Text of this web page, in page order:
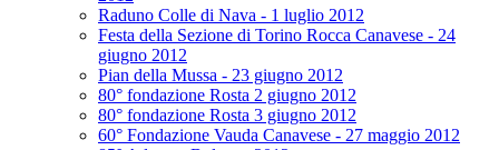
Raduno Colle di Nava - 1 luglio 2012
Festa della Sezione di Torino Rocca Canavese - 24
giugno 2012
Pian della Mussa - 23 giugno 2012
80° fondazione Rosta 2 giugno 2012
80° fondazione Rosta 3 giugno 2012
60° Fondazione Vauda Canavese - 27 maggio 2012